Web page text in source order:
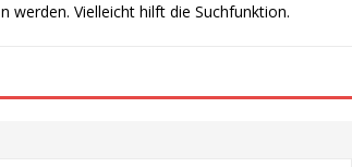
werden. Vielleicht hilft die Suchfunktion.